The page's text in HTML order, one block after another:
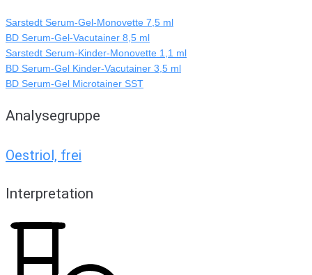
Sarstedt Serum-Gel-Monovette 7,5 ml
BD Serum-Gel-Vacutainer 8,5 ml
Sarstedt Serum-Kinder-Monovette 1,1 ml
BD Serum-Gel Kinder-Vacutainer 3,5 ml
BD Serum-Gel Microtainer SST
Analysegruppe
Oestriol, frei
Interpretation